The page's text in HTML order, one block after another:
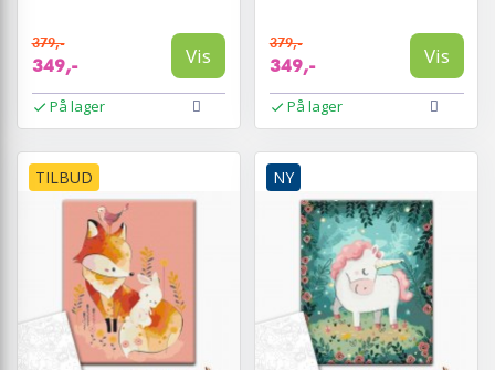
379,-
349,- Vis
På lager
379,-
349,- Vis
På lager
TILBUD NY